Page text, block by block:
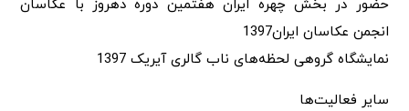
حضور در بخش چهره ایران هفتمین دوره دهروز با عکاسان
انجمن عکاسان ایران1397
نمایشگاه گروهی لحظه‌های ناب گالری آیریک 1397
سایر فعالیت‌ها